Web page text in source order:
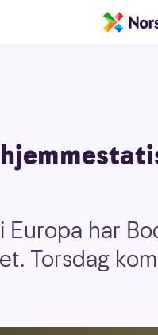
Europa har
Torsdag